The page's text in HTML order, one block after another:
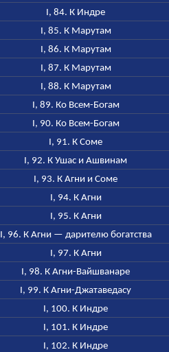
I, 84. К Индре
I, 85. К Марутам
I, 86. К Марутам
I, 87. К Марутам
I, 88. К Марутам
I, 89. Ко Всем-Богам
I, 90. Ко Всем-Богам
I, 91. К Соме
I, 92. К Ушас и Ашвинам
I, 93. К Агни и Соме
I, 94. К Агни
I, 95. К Агни
I, 96. К Агни — дарителю богатства
I, 97. К Агни
I, 98. К Агни-Вайшванаре
I, 99. К Агни-Джатаведасу
I, 100. К Индре
I, 101. К Индре
I, 102. К Индре